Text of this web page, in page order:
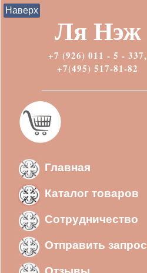
Ля Нэж
+7 (926) 011 - 5 - 337,
+7(495) 517-81-82
Главная
Каталог товаров
Сотрудничество
Отправить запрос
Наверх